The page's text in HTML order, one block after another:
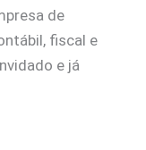
de
fiscal e
e já